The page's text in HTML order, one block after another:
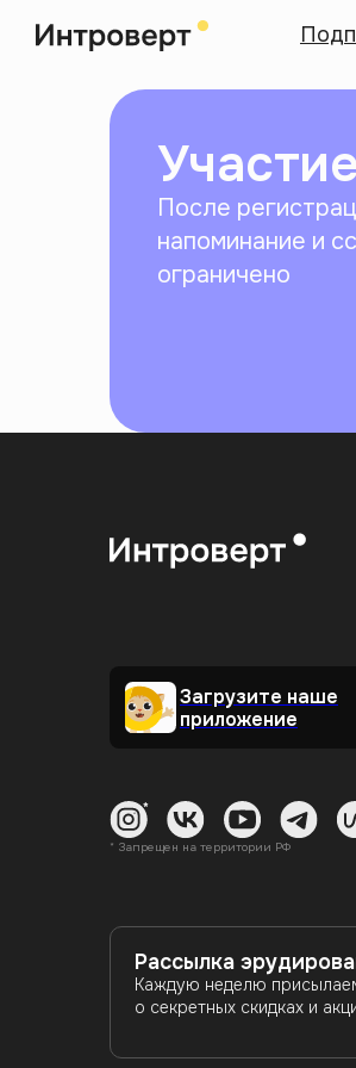
После
напоминание и
ограничено
Рассылка
Каждую неделю
о секретных скидках и
Загрузите наше
приложение
* Запрещен на территории РФ